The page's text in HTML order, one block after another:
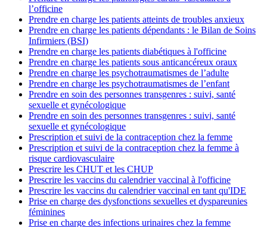
l’officine
Prendre en charge les patients atteints de troubles anxieux
Prendre en charge les patients dépendants : le Bilan de Soins
Infirmiers (BSI)
Prendre en charge les patients diabétiques à l'officine
Prendre en charge les patients sous anticancéreux oraux
Prendre en charge les psychotraumatismes de l’adulte
Prendre en charge les psychotraumatismes de l’enfant
Prendre en soin des personnes transgenres : suivi, santé
sexuelle et gynécologique
Prendre en soin des personnes transgenres : suivi, santé
sexuelle et gynécologique
Prescription et suivi de la contraception chez la femme
Prescription et suivi de la contraception chez la femme à
risque cardiovasculaire
Prescrire les CHUT et les CHUP
Prescrire les vaccins du calendrier vaccinal à l'officine
Prescrire les vaccins du calendrier vaccinal en tant qu'IDE
Prise en charge des dysfonctions sexuelles et dyspareunies
féminines
Prise en charge des infections urinaires chez la femme